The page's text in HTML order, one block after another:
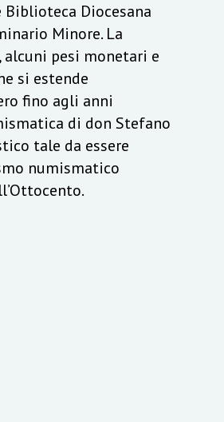
Diocesana
Minore. La
pesi monetari e
si estende
fino agli anni
di don Stefano
tale da essere
numismatico